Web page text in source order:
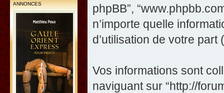
ANNONCES
phpBB”,
n’importe quelle
d’utilisation de votre part
Vos informations sont
naviguant sur “http://